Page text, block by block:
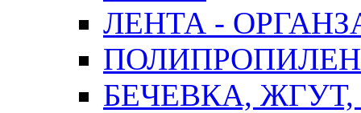
ЛЕНТА -
БЕЧЕВКА,